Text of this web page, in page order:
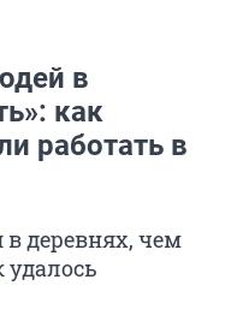
в
как
работать в
в деревнях, чем